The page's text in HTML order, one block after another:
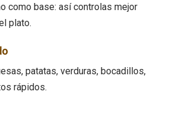
como base: así controlas mejor
plato.
patatas, verduras, bocadillos,
rápidos.